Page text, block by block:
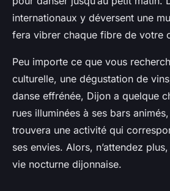
internationaux y déversent une
fera vibrer chaque fibre de votre
Peu importe ce que vous
culturelle, une dégustation de
danse effrénée, Dijon a quelque
rues illuminées à ses bars
trouvera une activité qui
ses envies. Alors, n’attendez
vie nocturne dijonnaise.